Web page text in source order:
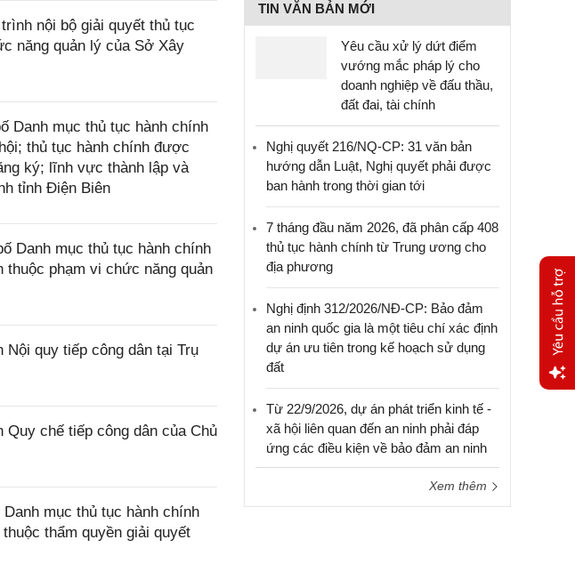
nội bộ giải quyết thủ tục
năng quản lý của Sở Xây
Danh mục thủ tục hành chính
thủ tục hành chính được
ký; lĩnh vực thành lập và
tỉnh Điện Biên
Danh mục thủ tục hành chính
phạm vi chức năng quản
Nội quy tiếp công dân tại Trụ
Quy chế tiếp công dân của Chủ
mục thủ tục hành chính
thẩm quyền giải quyết
TIN VĂN BẢN MỚI
Yêu cầu xử lý dứt điểm
vướng mắc pháp lý cho
doanh nghiệp về đấu thầu,
đất đai, tài chính
Nghị quyết 216/NQ-CP: 31 văn bản
hướng dẫn Luật, Nghị quyết phải được
ban hành trong thời gian tới
7 tháng đầu năm 2026, đã phân cấp 408
thủ tục hành chính từ Trung ương cho
địa phương
Nghị định 312/2026/NĐ-CP: Bảo đảm
an ninh quốc gia là một tiêu chí xác định
dự án ưu tiên trong kế hoạch sử dụng
đất
Từ 22/9/2026, dự án phát triển kinh tế -
xã hội liên quan đến an ninh phải đáp
ứng các điều kiện về bảo đảm an ninh
Xem thêm